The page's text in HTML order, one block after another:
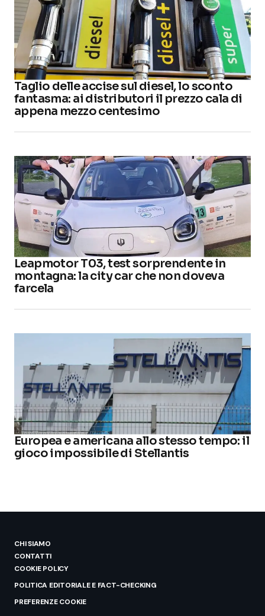
Taglio delle accise sul diesel, lo sconto
fantasma: ai distributori il prezzo cala di
appena mezzo centesimo
Leapmotor T03, test sorprendente in
montagna: la city car che non doveva
farcela
Europea e americana allo stesso tempo: il
gioco impossibile di Stellantis
CHI SIAMO
CONTATTI
COOKIE POLICY
POLITICA EDITORIALE E FACT-CHECKING
PREFERENZE COOKIE